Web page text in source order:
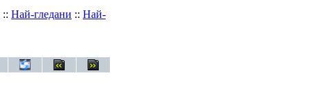
:: Най-гледани :: Най-